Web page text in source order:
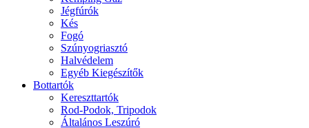
Jégfúrók
Kés
Fogó
Szúnyogriasztó
Halvédelem
Egyéb Kiegészítők
Bottartók
Kereszttartók
Rod-Podok, Tripodok
Általános Leszúró